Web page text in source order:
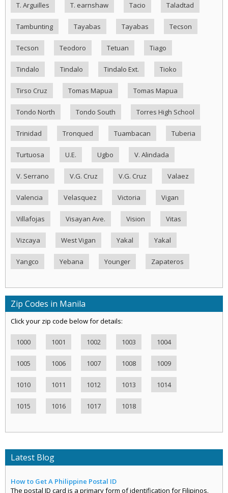
T. Arguilles T. earnshaw Tacio Taladtad
Tambunting Tayabas Tayabas Tecson
Tecson Teodoro Tetuan Tiago
Tindalo Tindalo Tindalo Ext. Tioko
Tirso Cruz Tomas Mapua Tomas Mapua
Tondo North Tondo South Torres High School
Trinidad Tronqued Tuambacan Tuberia
Turtuosa U.E. Ugbo V. Alindada
V. Serrano V.G. Cruz V.G. Cruz Valaez
Valencia Velasquez Victoria Vigan
Villafojas Visayan Ave. Vision Vitas
Vizcaya West Vigan Yakal Yakal
Yangco Yebana Younger Zapateros
Zip Codes in Manila
Click your zip code below for details:
1000 1001 1002 1003 1004
1005 1006 1007 1008 1009
1010 1011 1012 1013 1014
1015 1016 1017 1018
Latest Blog
How to Get A Philippine Postal ID
The postal ID card is a primary form of identification for Filipinos.